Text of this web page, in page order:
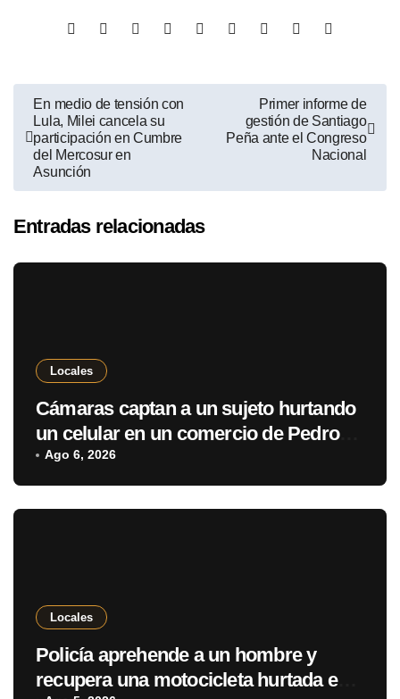
En medio de tensión con
Lula, Milei cancela su
participación en Cumbre
del Mercosur en
Asunción
Primer informe de
gestión de Santiago
Peña ante el Congreso
Nacional
Entradas relacionadas
Locales
Cámaras captan a un sujeto hurtando
un celular en un comercio de Pedro
Juan Caballero
Ago 6, 2026
Locales
Policía aprehende a un hombre y
recupera una motocicleta hurtada en